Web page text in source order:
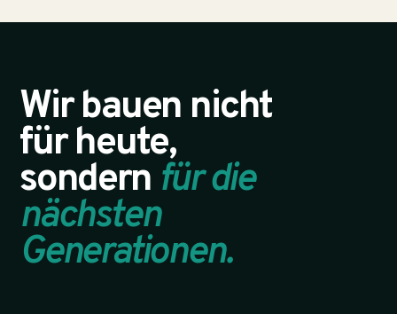
Wir bauen nicht
für heute,
sondern für die
nächsten
Generationen.